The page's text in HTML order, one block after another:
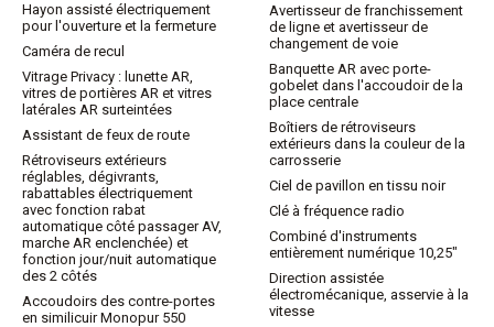
Hayon assisté électriquement
pour l'ouverture et la fermeture
Caméra de recul
Vitrage Privacy : lunette AR,
vitres de portières AR et vitres
latérales AR surteintées
Assistant de feux de route
Rétroviseurs extérieurs
réglables, dégivrants,
rabattables électriquement
avec fonction rabat
automatique côté passager AV,
marche AR enclenchée) et
fonction jour/nuit automatique
des 2 côtés
Accoudoirs des contre-portes
en similicuir Monopur 550
Avertisseur de franchissement
de ligne et avertisseur de
changement de voie
Banquette AR avec porte-
gobelet dans l'accoudoir de la
place centrale
Boîtiers de rétroviseurs
extérieurs dans la couleur de la
carrosserie
Ciel de pavillon en tissu noir
Clé à fréquence radio
Combiné d'instruments
entièrement numérique 10,25"
Direction assistée
électromécanique, asservie à la
vitesse